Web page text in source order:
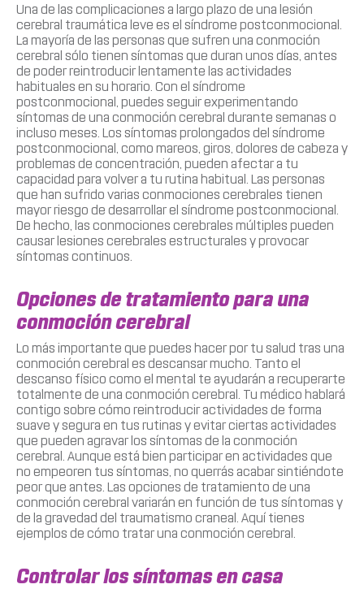
Una de las complicaciones a largo plazo de una lesión
cerebral traumática leve es el síndrome postconmocional.
La mayoría de las personas que sufren una conmoción
cerebral sólo tienen síntomas que duran unos días, antes
de poder reintroducir lentamente las actividades
habituales en su horario. Con el síndrome
postconmocional, puedes seguir experimentando
síntomas de una conmoción cerebral durante semanas o
incluso meses. Los síntomas prolongados del síndrome
postconmocional, como mareos, giros, dolores de cabeza y
problemas de concentración, pueden afectar a tu
capacidad para volver a tu rutina habitual. Las personas
que han sufrido varias conmociones cerebrales tienen
mayor riesgo de desarrollar el síndrome postconmocional.
De hecho, las conmociones cerebrales múltiples pueden
causar lesiones cerebrales estructurales y provocar
síntomas continuos.
Opciones de tratamiento para una
conmoción cerebral
Lo más importante que puedes hacer por tu salud tras una
conmoción cerebral es descansar mucho. Tanto el
descanso físico como el mental te ayudarán a recuperarte
totalmente de una conmoción cerebral. Tu médico hablará
contigo sobre cómo reintroducir actividades de forma
suave y segura en tus rutinas y evitar ciertas actividades
que pueden agravar los síntomas de la conmoción
cerebral. Aunque está bien participar en actividades que
no empeoren tus síntomas, no querrás acabar sintiéndote
peor que antes. Las opciones de tratamiento de una
conmoción cerebral variarán en función de tus síntomas y
de la gravedad del traumatismo craneal. Aquí tienes
ejemplos de cómo tratar una conmoción cerebral.
Controlar los síntomas en casa